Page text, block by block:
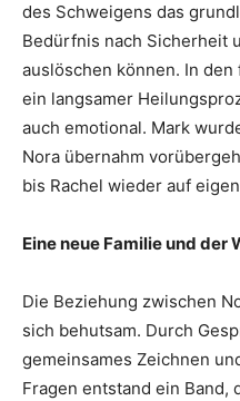
des Schweigens das
Bedürfnis nach Sicherheit
auslöschen können. In
ein langsamer
auch emotional. Mark
Nora übernahm
bis Rachel wieder auf
Eine neue Familie und der
Die Beziehung zwischen
sich behutsam. Durch
gemeinsames Zeichnen
Fragen entstand ein Band,